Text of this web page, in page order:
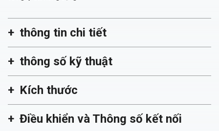
thông tin chi tiết
thông số kỹ thuật
Kích thước
Điều khiển và Thông số kết nối